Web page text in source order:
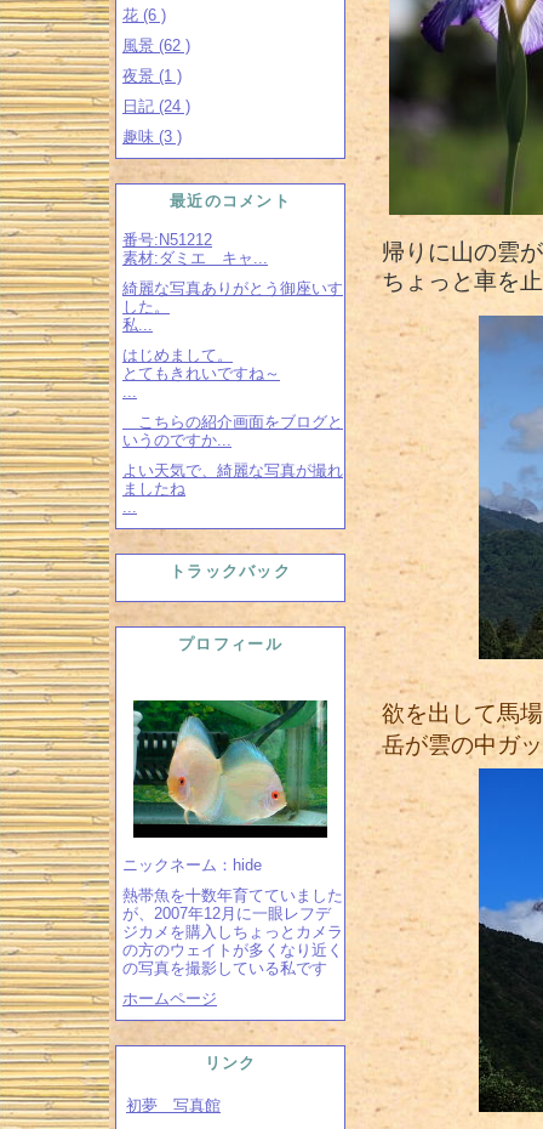
花 (6 )
風景 (62 )
夜景 (1 )
日記 (24 )
趣味 (3 )
最近のコメント
番号:N51212
素材:ダミエ キャ...
綺麗な写真ありがとう御座いす
した。
私...
はじめまして。
とてもきれいですね～
...
こちらの紹介画面をブログと
いうのですか...
よい天気で、綺麗な写真が撮れ
ましたね
...
トラックバック
プロフィール
ニックネーム：hide
熱帯魚を十数年育てていました
が、2007年12月に一眼レフデ
ジカメを購入しちょっとカメラ
の方のウェイトが多くなり近く
の写真を撮影している私です
ホームページ
リンク
初夢 写真館
帰りに山の雲
ちょっと車を
欲を出して馬
岳が雲の中ガ